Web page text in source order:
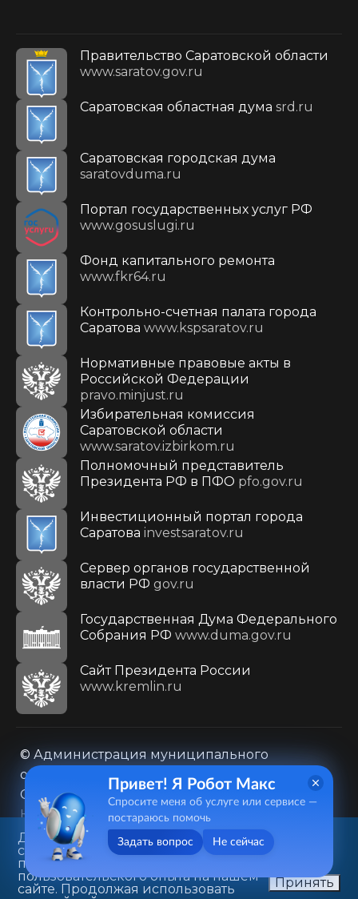
Правительство Саратовской области
www.saratov.gov.ru
Саратовская областная дума srd.ru
Саратовская городская дума
saratovduma.ru
Портал государственных услуг РФ
www.gosuslugi.ru
Фонд капитального ремонта
www.fkr64.ru
Контрольно-счетная палата города
Саратова www.kspsaratov.ru
Нормативные правовые акты в
Российской Федерации
pravo.minjust.ru
Избирательная комиссия
Саратовской области
www.saratov.izbirkom.ru
Полномочный представитель
Президента РФ в ПФО pfo.gov.ru
Инвестиционный портал города
Саратова investsaratov.ru
Сервер органов государственной
власти РФ gov.ru
Государственная Дума Федерального
Собрания РФ www.duma.gov.ru
Cайт Президента России
www.kremlin.ru
© Администрация муниципального
образования городского округа «Город
Саратов»
Контакты
Карта сайта
Политика в отношении обработки
персональных данных
410031, г. Саратов, ул. Первомайская, д. 78
+7(8452)26-02-49
Данный веб-сайт использует
cookie-файлы в целях
предоставления вам лучшего
пользовательского опыта на нашем
сайте. Продолжая использовать
Принять
Привет! Я Робот Макс
Спросите меня об услуге или сервисе —
постараюсь помочь
Задать вопрос Не сейчас